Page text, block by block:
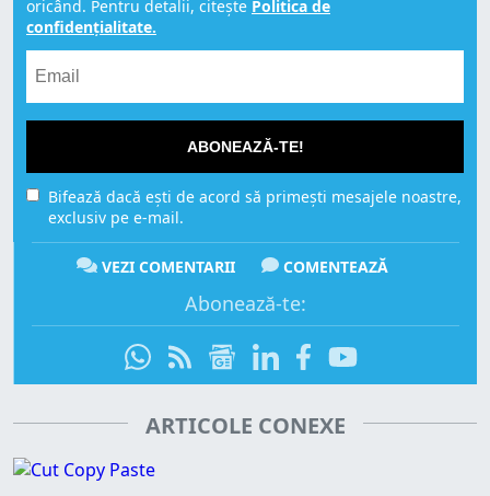
oricând. Pentru detalii, citește Politica de
confidențialitate.
ABONEAZĂ-TE!
Bifează dacă ești de acord să primești mesajele noastre,
exclusiv pe e-mail.
VEZI COMENTARII COMENTEAZĂ
Abonează-te:
ARTICOLE CONEXE